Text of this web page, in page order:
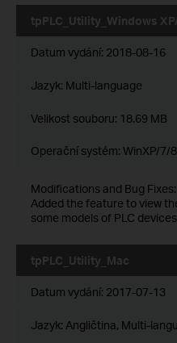
tpPLC_Utility_Windows
Datum vydání: 2018-08-16
Jazyk: Multi-language
Velikost souboru: 18.69 MB
Operační systém: WinXP/7/
Modifications and Bug Fixes:
Added the feature to view
some models of PLC
tpPLC_Utility_Mac
Datum vydání: 2017-07-13
Jazyk: Angličtina, Multi-